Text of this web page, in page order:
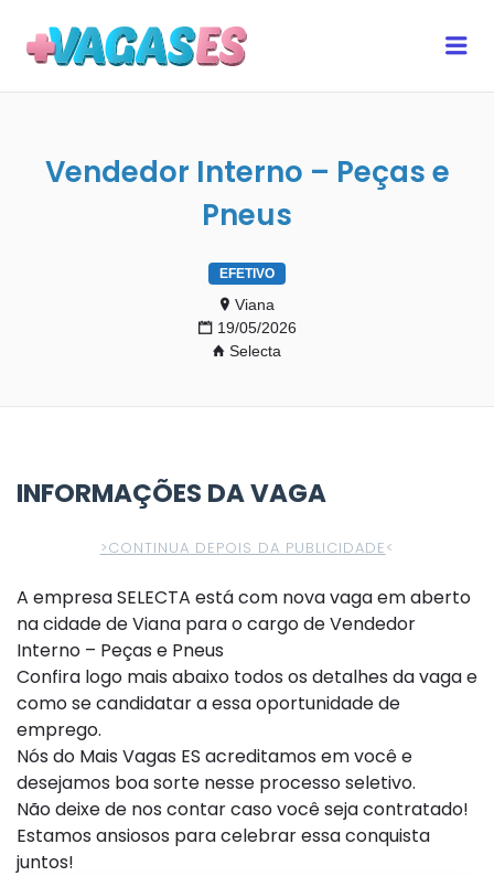
Vendedor Interno – Peças e
Pneus
EFETIVO
Viana
19/05/2026
Selecta
INFORMAÇÕES DA VAGA
>CONTINUA DEPOIS DA PUBLICIDADE<
A empresa SELECTA está com nova vaga em aberto
na cidade de Viana para o cargo de Vendedor
Interno – Peças e Pneus
Confira logo mais abaixo todos os detalhes da vaga e
como se candidatar a essa oportunidade de
emprego.
Nós do Mais Vagas ES acreditamos em você e
desejamos boa sorte nesse processo seletivo.
Não deixe de nos contar caso você seja contratado!
Estamos ansiosos para celebrar essa conquista
juntos!